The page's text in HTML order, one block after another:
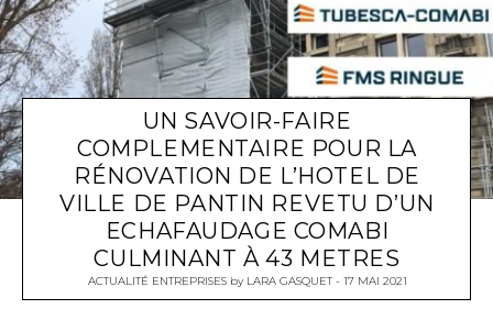
UN SAVOIR-FAIRE
COMPLEMENTAIRE POUR LA
RÉNOVATION DE L’HOTEL DE
VILLE DE PANTIN REVETU D’UN
ECHAFAUDAGE COMABI
CULMINANT À 43 METRES
ACTUALITÉ ENTREPRISESby LARA GASQUET 17 MAI 2021